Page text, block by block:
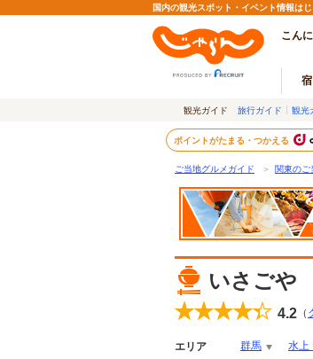
国内の観光スポット・イベント情報は
こん
観光ガイド 旅行ガイド 観光
ポイントがたまる・つかえる
ご当地グルメガイド ＞ 関東のご
いさごや
4.2 （
エリア 群馬 水上